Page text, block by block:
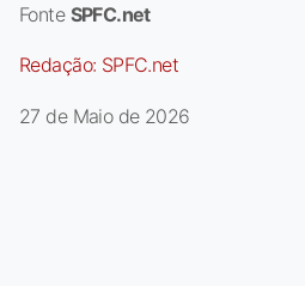
Fonte SPFC.net
Redação: SPFC.net
27 de Maio de 2026